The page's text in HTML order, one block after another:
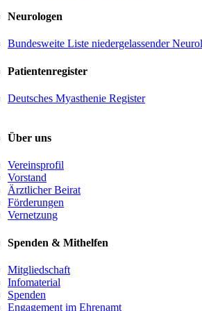
Neurologen
Bundesweite Liste niedergelassender
Patientenregister
Deutsches Myasthenie Register
Über uns
Vereinsprofil
Vorstand
Ärztlicher Beirat
Förderungen
Vernetzung
Spenden & Mithelfen
Mitgliedschaft
Infomaterial
Spenden
Engagement im Ehrenamt